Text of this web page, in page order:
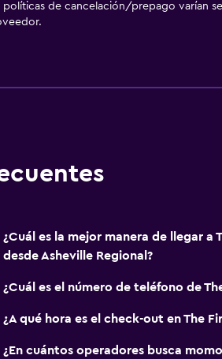
políticas de cancelación/prepago varían
¿Cuál es la mejor manera de llegar a
desde Asheville Regional?
¿Cuál es el número de teléfono de
¿A qué hora es el check-out en The
¿En cuántos operadores busca